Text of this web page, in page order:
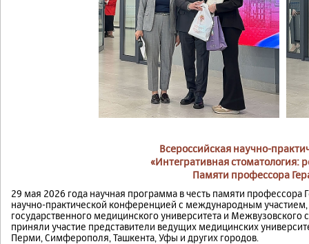
Всероссийская научно-
«Интегративная стоматология:
Памяти профессора
29 мая 2026 года научная программа в честь памяти
научно-практической конференцией с международным
государственного медицинского университета и
приняли участие представители ведущих медицинских
Перми, Симферополя, Ташкента, Уфы и других городов.